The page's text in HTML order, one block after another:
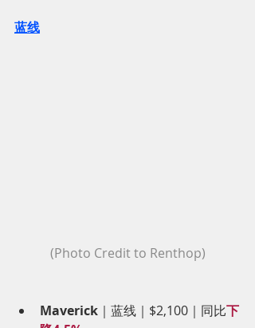
蓝线
(Photo Credit to Renthop)
Maverick ｜蓝线｜$2,100｜同比下